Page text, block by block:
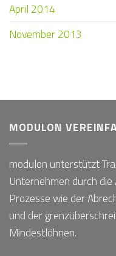
April 2014
November 2013
MODULON
modulon unterstützt
Unternehmen durch
Prozesse wie der
und der
Mindestlöhnen.